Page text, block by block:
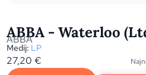
ABBA - Waterloo
ABBA
Medij: LP
27,20€